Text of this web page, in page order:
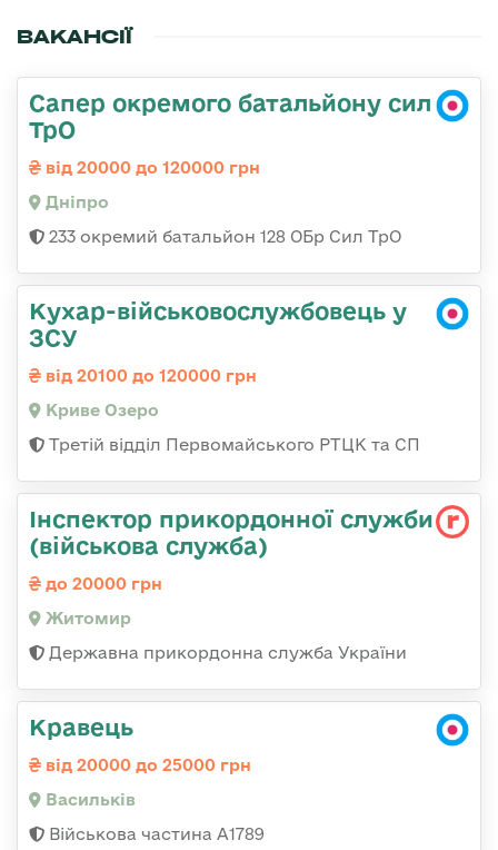
ВАКАНСІЇ
Сапер окремого батальйону сил
ТрО
від 20000 до 120000 грн
Дніпро
233 окремий батальйон 128 ОБр Сил ТрО
Кухар-військовослужбовець у
ЗСУ
від 20100 до 120000 грн
Криве Озеро
Третій відділ Первомайського РТЦК та СП
Інспектор прикордонної служби
(військова служба)
до 20000 грн
Житомир
Державна прикордонна служба України
Кравець
від 20000 до 25000 грн
Васильків
Військова частина А1789